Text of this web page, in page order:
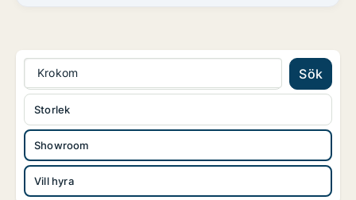
Krokom Sök
Showroom
Vill hyra
Storlek